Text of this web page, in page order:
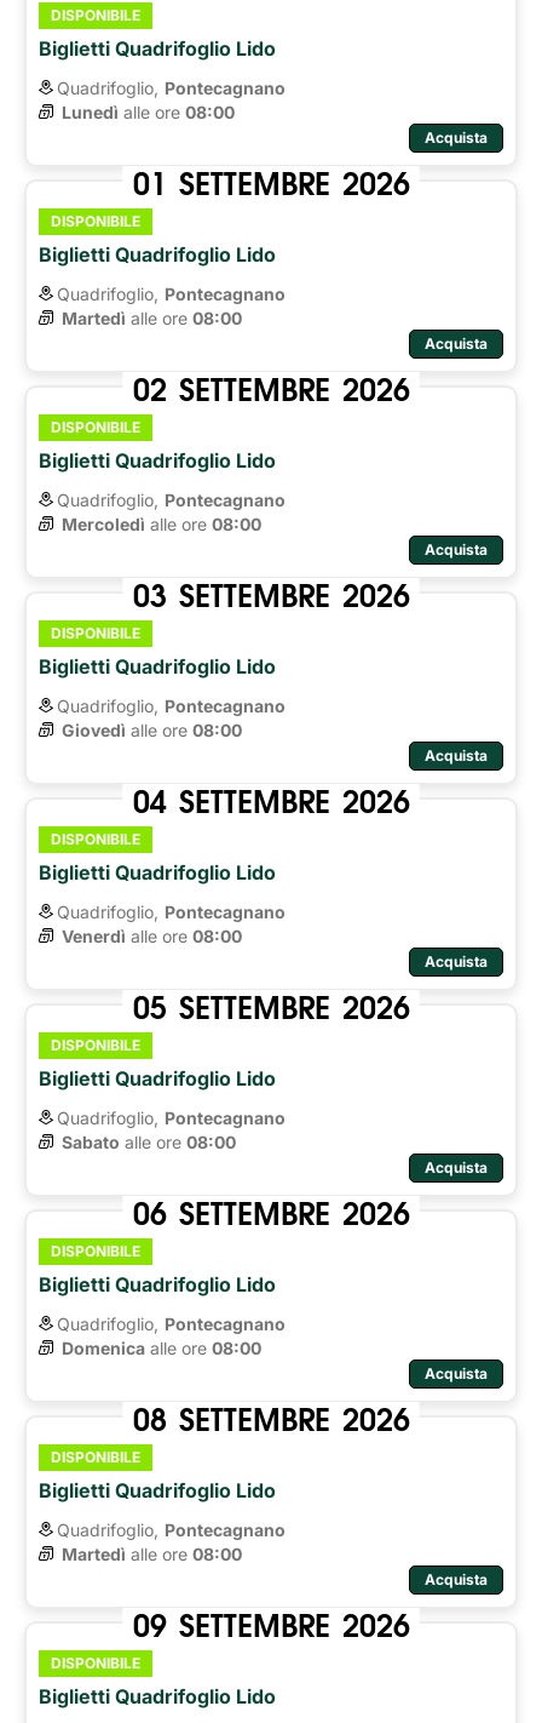
DISPONIBILE
Biglietti Quadrifoglio Lido
Quadrifoglio, Pontecagnano
Lunedì alle ore 08:00
Acquista
01 SETTEMBRE 2026
DISPONIBILE
Biglietti Quadrifoglio Lido
Quadrifoglio, Pontecagnano
Martedì alle ore 08:00
Acquista
02 SETTEMBRE 2026
DISPONIBILE
Biglietti Quadrifoglio Lido
Quadrifoglio, Pontecagnano
Mercoledì alle ore 08:00
Acquista
03 SETTEMBRE 2026
DISPONIBILE
Biglietti Quadrifoglio Lido
Quadrifoglio, Pontecagnano
Giovedì alle ore 08:00
Acquista
04 SETTEMBRE 2026
DISPONIBILE
Biglietti Quadrifoglio Lido
Quadrifoglio, Pontecagnano
Venerdì alle ore 08:00
Acquista
05 SETTEMBRE 2026
DISPONIBILE
Biglietti Quadrifoglio Lido
Quadrifoglio, Pontecagnano
Sabato alle ore 08:00
Acquista
06 SETTEMBRE 2026
DISPONIBILE
Biglietti Quadrifoglio Lido
Quadrifoglio, Pontecagnano
Domenica alle ore 08:00
Acquista
08 SETTEMBRE 2026
DISPONIBILE
Biglietti Quadrifoglio Lido
Quadrifoglio, Pontecagnano
Martedì alle ore 08:00
Acquista
09 SETTEMBRE 2026
DISPONIBILE
Biglietti Quadrifoglio Lido